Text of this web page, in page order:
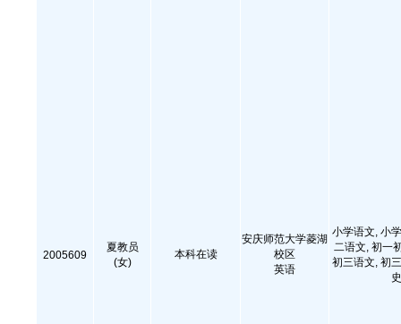
2005609
夏教员
(女)
本科在读
安庆师范大学菱湖
校区
英语
小学语文, 小
二语文, 初一
初三语文, 初